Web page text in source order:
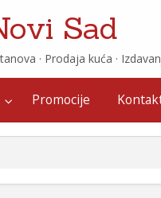
Sad
· ‎Prodaja kuća ·
Promocije